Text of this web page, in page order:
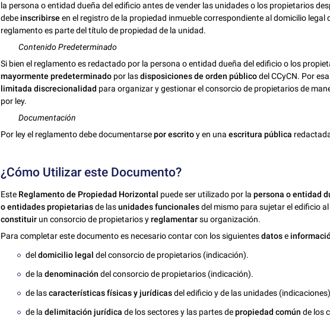
la persona o entidad dueña del edificio antes de vender las unidades o los propietarios
debe inscribirse en el registro de la propiedad inmueble correspondiente al domicilio legal
reglamento es parte del título de propiedad de la unidad.
Contenido Predeterminado
Si bien el reglamento es redactado por la persona o entidad dueña del edificio o los
mayormente predeterminado por lasdisposiciones de orden públicodel CCyCN. Por
limitada discrecionalidad para organizar y gestionar el consorcio de propietarios de
por ley.
Documentación
Por ley el reglamento debe documentarsepor escritoy en unaescritura pública
¿Cómo Utilizar este Documento?
Este Reglamento de Propiedad Horizontal puede ser utilizado por lapersona o entidad
o entidades propietariasde lasunidades funcionalesdel mismo para sujetar el edificio
constituir un consorcio de propietarios yreglamentarsu organización.
Para completar este documento es necesario contar con los siguientesdatose
deldomicilio legal del consorcio de propietarios (indicación).
de ladenominación del consorcio de propietarios (indicación).
de lascaracterísticas físicas y jurídicasdel edificio y de las unidades
de ladelimitación jurídica de los sectores y las partes depropiedad común de los